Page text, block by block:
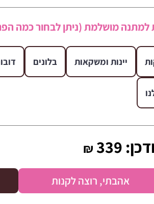
מושלמת (ניתן לבחור כמה
יינות ומשקאות בלונים
339
₪
אהבתי, רוצה לקנות